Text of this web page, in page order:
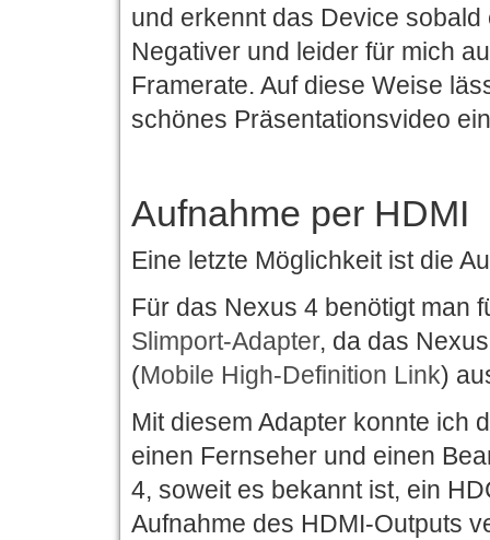
und erkennt das Device
Negativer und leider für mich
Framerate. Auf diese Weise
schönes Präsentationsvideo
Aufnahme per HDMI
Eine letzte Möglichkeit ist die
Für das Nexus 4 benötigt man
Slimport-Adapter, da das
(Mobile High-Definition Link)
Mit diesem Adapter konnte ich
einen Fernseher und einen
4, soweit es bekannt ist, ein
Aufnahme des HDMI-Outputs